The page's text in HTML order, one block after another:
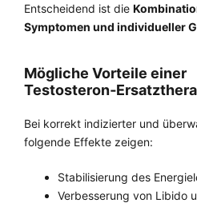
Entscheidend ist die
Symptomen und individueller
Mögliche Vorteile einer
Bei korrekt indizierter und
folgende Effekte zeigen:
Stabilisierung des
Verbesserung von Libido